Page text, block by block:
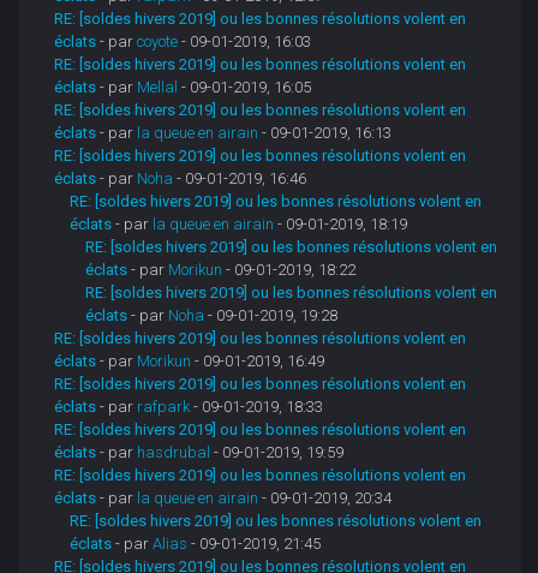
RE: [soldes hivers 2019] ou les bonnes résolutions volent en
éclats - parcoyote - 09-01-2019, 16:03
RE: [soldes hivers 2019] ou les bonnes résolutions volent en
éclats - par Mellal - 09-01-2019, 16:05
RE: [soldes hivers 2019] ou les bonnes résolutions volent en
éclats - par la queue en airain - 09-01-2019, 16:13
RE: [soldes hivers 2019] ou les bonnes résolutions volent en
éclats - par Noha - 09-01-2019, 16:46
RE: [soldes hivers 2019] ou les bonnes résolutions volent en
éclats - par la queue en airain - 09-01-2019, 18:19
RE: [soldes hivers 2019] ou les bonnes résolutions volent en
éclats - par Morikun - 09-01-2019, 18:22
RE: [soldes hivers 2019] ou les bonnes résolutions volent en
éclats - par Noha - 09-01-2019, 19:28
RE: [soldes hivers 2019] ou les bonnes résolutions volent en
éclats - par Morikun - 09-01-2019, 16:49
RE: [soldes hivers 2019] ou les bonnes résolutions volent en
éclats - par rafpark - 09-01-2019, 18:33
RE: [soldes hivers 2019] ou les bonnes résolutions volent en
éclats - par hasdrubal - 09-01-2019, 19:59
RE: [soldes hivers 2019] ou les bonnes résolutions volent en
éclats - par la queue en airain - 09-01-2019, 20:34
RE: [soldes hivers 2019] ou les bonnes résolutions volent en
éclats - parAlias - 09-01-2019, 21:45
RE: [soldes hivers 2019] ou les bonnes résolutions volent en